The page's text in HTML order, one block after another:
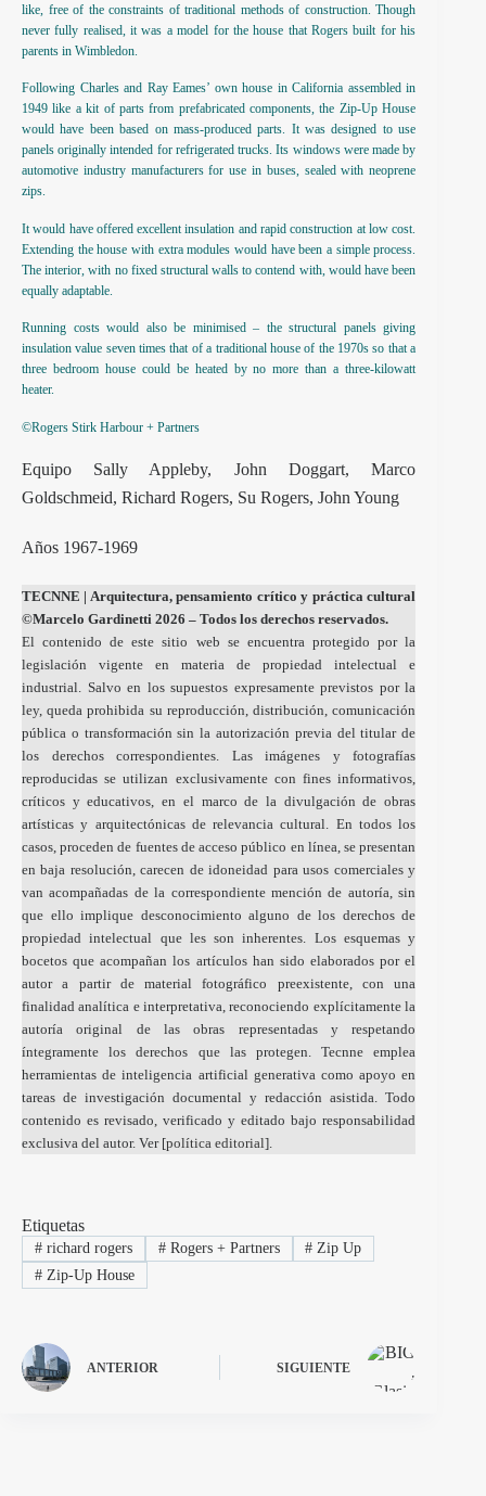
like, free of the constraints of traditional methods of construction. Though
never fully realised, it was a model for the house that Rogers built for his
parents in Wimbledon.
Following Charles and Ray Eames’ own house in California assembled in
1949 like a kit of parts from prefabricated components, the Zip-Up House
would have been based on mass-produced parts. It was designed to use
panels originally intended for refrigerated trucks. Its windows were made by
automotive industry manufacturers for use in buses, sealed with neoprene
zips.
It would have offered excellent insulation and rapid construction at low cost.
Extending the house with extra modules would have been a simple process.
The interior, with no fixed structural walls to contend with, would have been
equally adaptable.
Running costs would also be minimised – the structural panels giving
insulation value seven times that of a traditional house of the 1970s so that a
three bedroom house could be heated by no more than a three-kilowatt
heater.
©Rogers Stirk Harbour + Partners
Equipo Sally Appleby, John Doggart, Marco
Goldschmeid, Richard Rogers, Su Rogers, John Young
Años 1967-1969
TECNNE | Arquitectura, pensamiento crítico y práctica cultural
©Marcelo Gardinetti 2026 – Todos los derechos reservados.
El contenido de este sitio web se encuentra protegido por la
legislación vigente en materia de propiedad intelectual e
industrial. Salvo en los supuestos expresamente previstos por la
ley, queda prohibida su reproducción, distribución, comunicación
pública o transformación sin la autorización previa del titular de
los derechos correspondientes. Las imágenes y fotografías
reproducidas se utilizan exclusivamente con fines informativos,
críticos y educativos, en el marco de la divulgación de obras
artísticas y arquitectónicas de relevancia cultural. En todos los
casos, proceden de fuentes de acceso público en línea, se presentan
en baja resolución, carecen de idoneidad para usos comerciales y
van acompañadas de la correspondiente mención de autoría, sin
que ello implique desconocimiento alguno de los derechos de
propiedad intelectual que les son inherentes. Los esquemas y
bocetos que acompañan los artículos han sido elaborados por el
autor a partir de material fotográfico preexistente, con una
finalidad analítica e interpretativa, reconociendo explícitamente la
autoría original de las obras representadas y respetando
íntegramente los derechos que las protegen. Tecnne emplea
herramientas de inteligencia artificial generativa como apoyo en
tareas de investigación documental y redacción asistida. Todo
contenido es revisado, verificado y editado bajo responsabilidad
exclusiva del autor. Ver [política editorial].
Etiquetas
#richard rogers #Rogers + Partners # Zip Up
#Zip-Up House
ANTERIOR SIGUIENTE